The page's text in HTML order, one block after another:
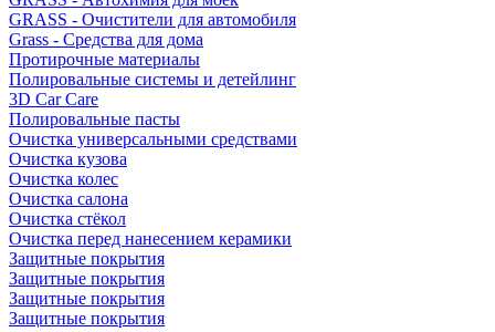
GRASS - Очистители для автомобиля
Grass - Средства для дома
Протирочные материалы
Полировальные системы и детейлинг
3D Car Care
Полировальные пасты
Очистка универсальными средствами
Очистка кузова
Очистка колес
Очистка салона
Очистка стёкол
Очистка перед нанесением керамики
Защитные покрытия
Защитные покрытия
Защитные покрытия
Защитные покрытия